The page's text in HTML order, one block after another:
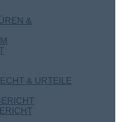
&
& URTEILE